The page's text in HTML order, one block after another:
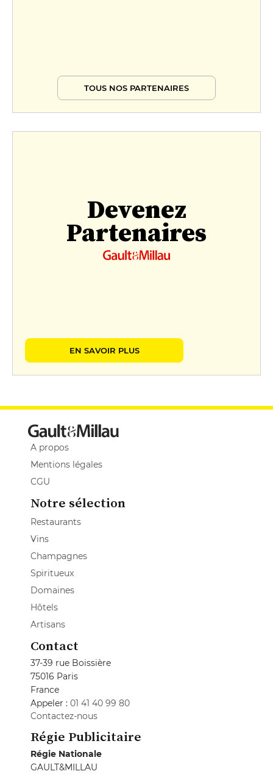
TOUS NOS PARTENAIRES
Devenez
Partenaires
EN SAVOIR PLUS
A propos
Mentions légales
CGU
Notre sélection
Restaurants
Vins
Champagnes
Spiritueux
Domaines
Hôtels
Artisans
Contact
37-39 rue Boissière
75016 Paris
France
Appeler : 01 41 40 99 80
Contactez-nous
Régie Publicitaire
Régie Nationale
GAULT&MILLAU